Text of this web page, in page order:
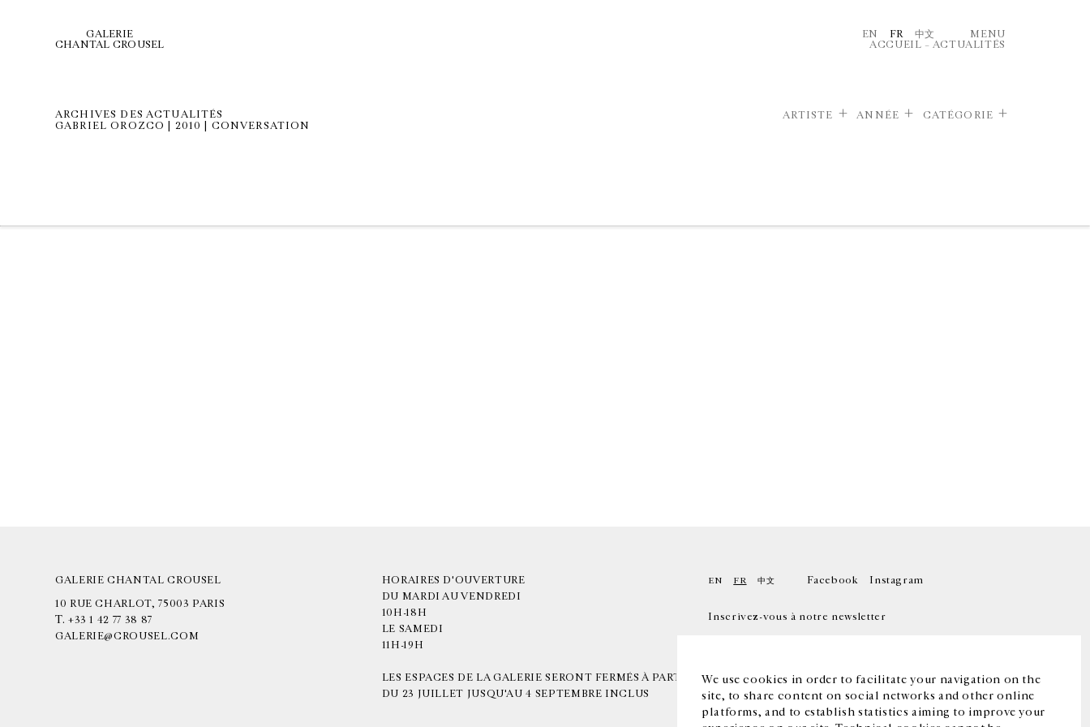
We use cookies in order to facilitate your navigation on the
site, to share content on social networks and other online
platforms, and to establish statistics aiming to improve your
GALERIE
CHANTAL CROUSEL
EN FR 中文
MENU
ACCUEIL – ACTUALITÉS
ARCHIVES DES ACTUALITÉS
GABRIEL OROZCO | 2010 | CONVERSATION
ARTISTE ANNÉE CATÉGORIE
GALERIE CHANTAL CROUSEL
10 RUE CHARLOT, 75003 PARIS
T. +33 1 42 77 38 87
GALERIE@CROUSEL.COM
HORAIRES D'OUVERTURE
DU MARDI AU VENDREDI
10H-18H
LE SAMEDI
11H-19H
LES ESPACES DE LA GALERIE SERONT FERMÉS À PARTIR
DU 23 JUILLET JUSQU'AU 4 SEPTEMBRE INCLUS
EN FR 中文 Facebook Instagram
Inscrivez-vous à notre newsletter